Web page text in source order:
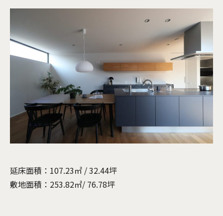
延床面積：107.23㎡ / 32.44坪
敷地面積：253.82㎡/ 76.78坪